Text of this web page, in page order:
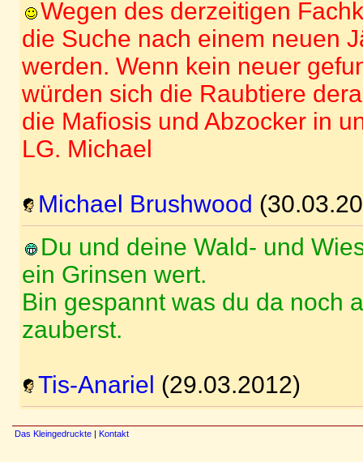
Wegen des derzeitigen
die Suche nach einem neuen
werden. Wenn kein neuer
würden sich die Raubtiere
die Mafiosis und Abzocker in
LG. Michael
Michael Brushwood
Du und deine Wald- und
ein Grinsen wert.
Bin gespannt was du da noch
zauberst.
Tis-Anariel (29.03.2012)
Das Kleingedruckte | Kontakt